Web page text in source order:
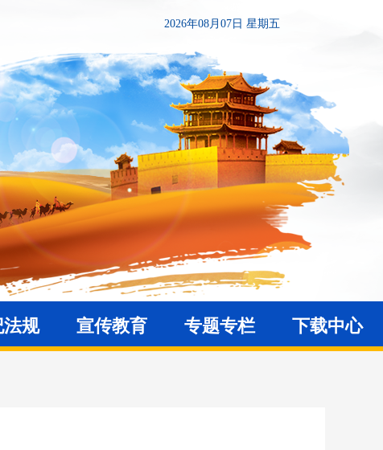
2026年08月07日 星期五
法规 宣传教育 专题专栏 下载中心